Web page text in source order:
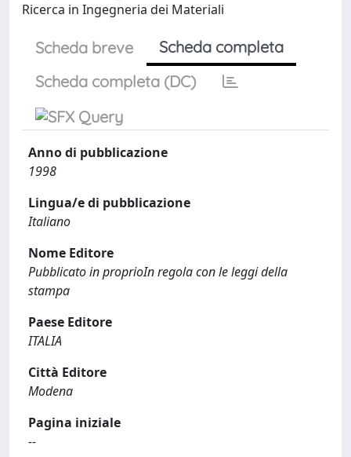
Ricerca in Ingegneria dei Materiali
Scheda breve
Scheda completa
Scheda completa (DC)
Anno di pubblicazione
1998
Lingua/e di pubblicazione
Italiano
Nome Editore
Pubblicato in proprioIn regola con le leggi della
stampa
Paese Editore
ITALIA
Città Editore
Modena
Pagina iniziale
--